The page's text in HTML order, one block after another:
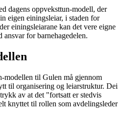
dagens oppveksttun-modell, der
eigen einingsleiar, i staden for
einingsleiarane kan det vere eigne
ansvar for barnehagedelen.
modellen til Gulen må gjennom
til organisering og leiarstruktur. Dei
av at det "fortsatt er stedvis
knyttet til rollen som avdelingsleder